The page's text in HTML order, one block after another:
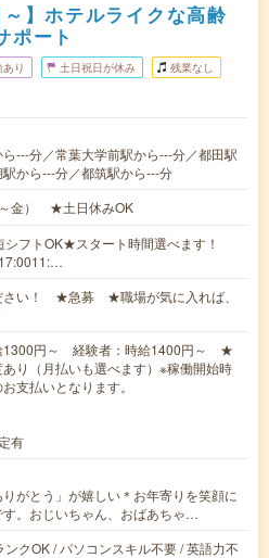
】ホテルライクな高齢
ポート
り 土日祝日が休み 残業なし
---分／常葉大学前駅から---分／都田駅
から---分／都筑駅から---分
金） ★土日休みOK
フトOK★スタート時間選べます！
さい！ ★急募 ★職場が気に入れば、
1300円～ 経験者：時給1400円～ ★
り（月払いも選べます）※稼働開始時
支払いとなります。
有
がとう」が嬉しい＊お年寄りを笑顔に
。おじいちゃん、おばあちゃ…
クOK / パソコンスキル不要 / 英語力不